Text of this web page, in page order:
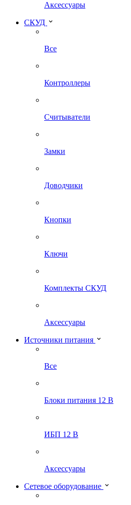
Аксессуары
СКУД
Все
Контроллеры
Считыватели
Замки
Доводчики
Кнопки
Ключи
Комплекты СКУД
Аксессуары
Источники питания
Все
Блоки питания 12 В
ИБП 12 В
Аксессуары
Сетевое оборудование